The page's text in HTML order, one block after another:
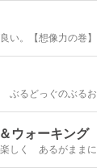
い。【想像力の巻】
ぶるどっぐのぶるお
ウォーキング
しく あるがままに